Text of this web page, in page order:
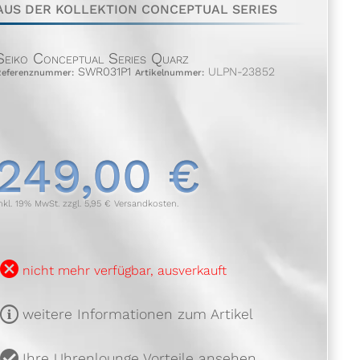
DER KOLLEKTION CONCEPTUAL SERIES
Conceptual Series Quarz
SWR031P1 Artikelnummer:ULPN-23852
€
19% MwSt. zzgl. 5,95 € Versandkosten.
nicht mehr verfügbar, ausverkauft
weitere Informationen zum Artikel